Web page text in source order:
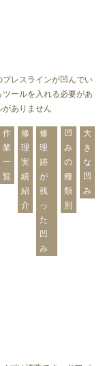
レスラインが凹んでい
ールを入れる必要があ
がありません
作
業
一
覧
修
理
実
績
紹
介
修
理
跡
が
残
っ
た
凹
み
凹
み
の
種
類
別
大
き
な
凹
み